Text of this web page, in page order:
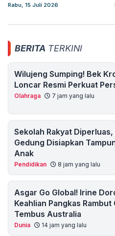
Rabu, 15 Juli 2026
BERITA TERKINI
Wilujeng Sumping! Bek
Loncar Resmi Perkuat
Olahraga 7 jam yang lalu
Sekolah Rakyat
Gedung Disiapkan
Anak
Pendidikan 8 jam yang lalu
Asgar Go Global! Irine
Keahlian Pangkas Rambut
Tembus Australia
Dunia 14 jam yang lalu